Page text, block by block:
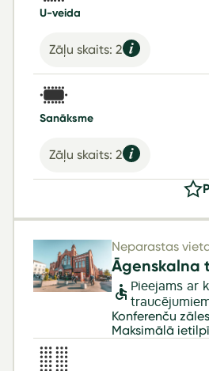
U-veida
Zāļu skaits: 2
Sanāksme
Zāļu skaits: 2
Neparastas
Āgenskalna
Pieejams ar
Konferenču
Maksimālā